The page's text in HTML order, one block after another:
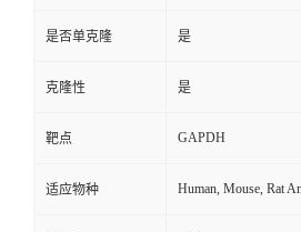
是否单克隆 是
克隆性 是
靶点 GAPDH
适应物种 Human, Mouse, Rat